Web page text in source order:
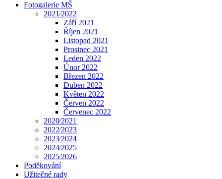
Fotogalerie MŠ
2021⁄2022
Září 2021
Říjen 2021
Listopad 2021
Prosinec 2021
Leden 2022
Únor 2022
Březen 2022
Duben 2022
Květen 2022
Červen 2022
Červenec 2022
2020⁄2021
2022⁄2023
2023⁄2024
2024⁄2025
2025⁄2026
Poděkování
Užitečné rady